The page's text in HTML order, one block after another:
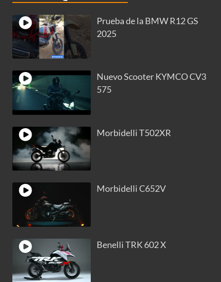
Prueba de la BMW R12 GS
2025
Nuevo Scooter KYMCO CV3
575
Morbidelli T502XR
Morbidelli C652V
Benelli TRK 602 X